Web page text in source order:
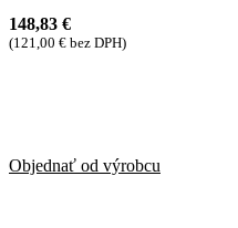
148,83 €
(121,00 € bez DPH)
Objednať od výrobcu